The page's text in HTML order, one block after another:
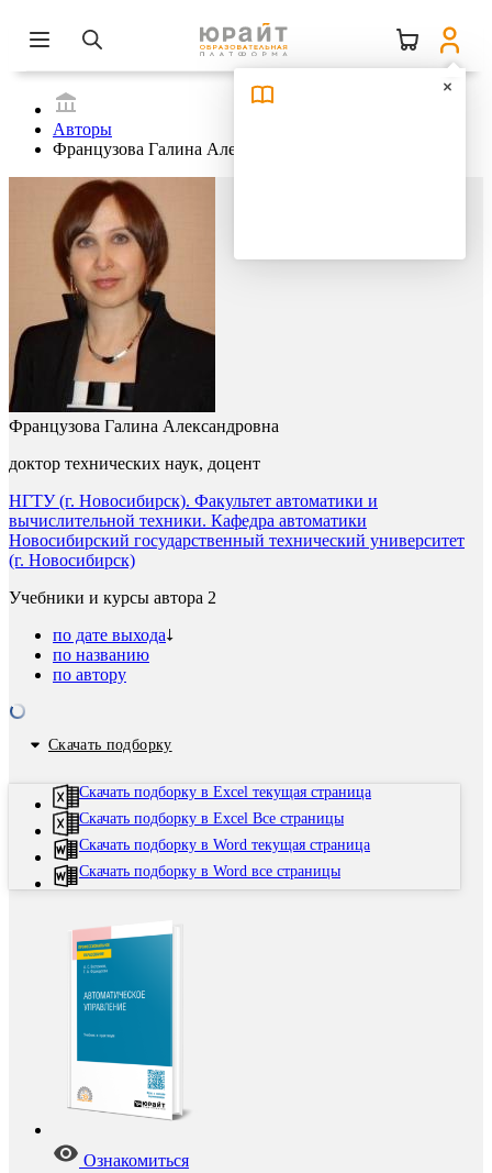
Авторы
Французова Галина Александровна
Французова Галина Александровна
доктор технических наук, доцент
НГТУ (г. Новосибирск). Факультет автоматики и
вычислительной техники. Кафедра автоматики
Новосибирский государственный технический университет
(г. Новосибирск)
Учебники и курсы автора 2
по дате выхода
по названию
по автору
Скачать подборку
Скачать подборку в Excel текущая страница
Скачать подборку в Excel Все страницы
Скачать подборку в Word текущая страница
Скачать подборку в Word все страницы
Ознакомиться